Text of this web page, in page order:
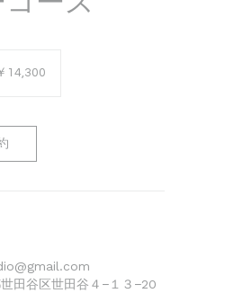
14,300
田谷区世田谷４−１３−20